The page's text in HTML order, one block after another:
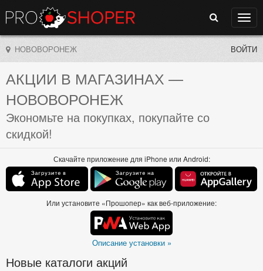
Поиск
НОВОВОРОНЕЖ ВОЙТИ
АКЦИИ В МАГАЗИНАХ —
НОВОВОРОНЕЖ
Экономьте на покупках, покупайте со
скидкой!
Скачайте приложение для iPhone или Android:
Или установите «Прошопер» как веб-приложение:
Описание установки »
Новые каталоги акций